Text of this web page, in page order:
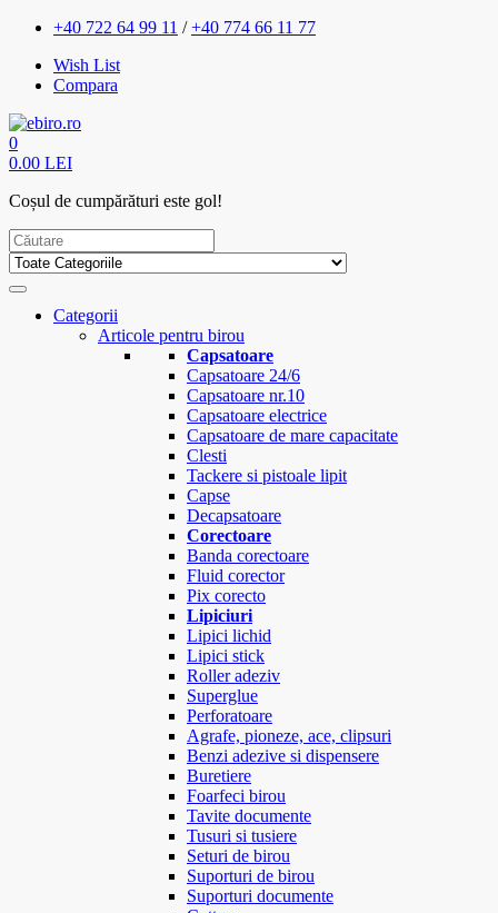
+40 722 64 99 11 /+40 774 66 11 77
Wish List
Compara
0
0.00 LEI
Coșul de cumpărături este gol!
Categorii
Articole pentru birou
Capsatoare
Capsatoare 24/6
Capsatoare nr.10
Capsatoare electrice
Capsatoare de mare capacitate
Clesti
Tackere si pistoale lipit
Capse
Decapsatoare
Corectoare
Banda corectoare
Fluid corector
Pix corecto
Lipiciuri
Lipici lichid
Lipici stick
Roller adeziv
Superglue
Perforatoare
Agrafe, pioneze, ace, clipsuri
Benzi adezive si dispensere
Buretiere
Foarfeci birou
Tavite documente
Tusuri si tusiere
Seturi de birou
Suporturi de birou
Suporturi documente